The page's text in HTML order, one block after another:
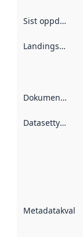
Sist oppdatert
Landingsside
Dokumentasjon
Datasettype
Metadatakvalitet